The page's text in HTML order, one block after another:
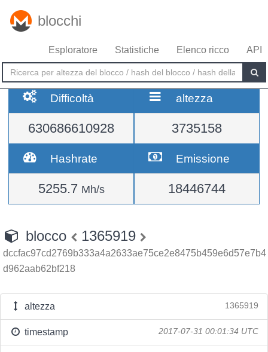
blocchi
Esploratore Statistiche Elenco ricco API
Difficoltà
630686610928
altezza
3735158
Hashrate
5255.7 Mh/s
Emissione
18446744
blocco 1365919
dccfac97cd2769b333a4a2633ae75ce2e8475b459e6d57e7b4
d962aab62bf218
altezza 1365919
timestamp 2017-07-31 00:01:34 UTC